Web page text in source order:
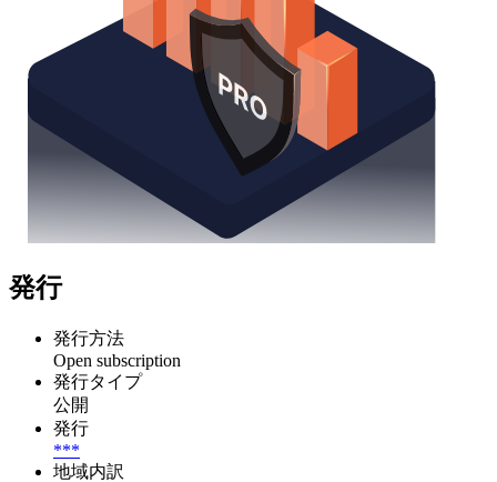
発行
発行方法
Open subscription
発行タイプ
公開
発行
***
地域内訳